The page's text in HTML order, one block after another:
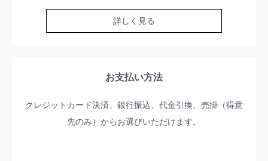
詳しく見る
お支払い方法
クレジットカード決済、銀行振込、代金引換、売掛（得意
先のみ）からお選びいただけます。